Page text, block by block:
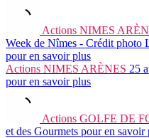
Actions NIMES
Week de Nîmes - Crédit
pour en savoir plus
Actions NIMES ARÈNES 25
pour en savoir plus
Actions GOLFE DE
et des Gourmets pour en savoir